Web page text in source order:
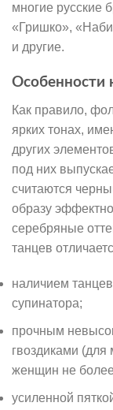
многие русские
«Гришко»,
и другие.
Особенности
Как правило,
ярких тонах,
других
под них
считаются
образу
серебряные
танцев
наличием
супинатора;
прочным
гвоздиками
женщин не
усиленной